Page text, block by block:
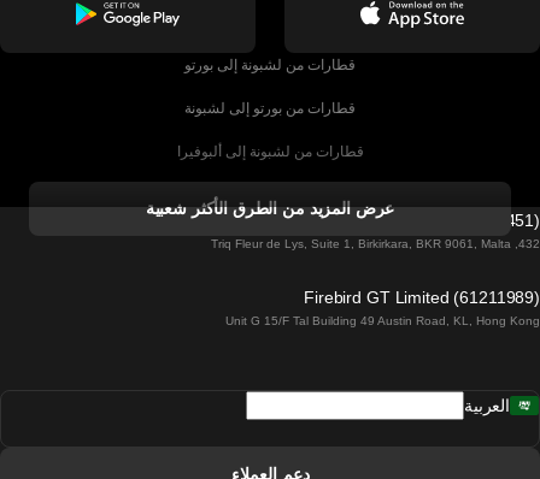
قطارات من لشبونة إلى بورتو
قطارات من بورتو إلى لشبونة
قطارات من لشبونة إلى ألبوفيرا
قطارات من ألبوفيرا إلى لشبونة
قطارات من لشبونة إلى لاغوس
قطارات من لشبونة إلى مدريد
عرض المزيد من الطرق الأكثر شعبية
Firebird GT Limited (OC 1451)
432, Triq Fleur de Lys, Suite 1, Birkirkara, BKR 9061, Malta
Firebird GT Limited (61211989)
Unit G 15/F Tal Building 49 Austin Road, KL, Hong Kong
العربية
دعم العملاء